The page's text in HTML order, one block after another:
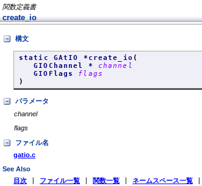
関数定義書
create_io
構文
static GAtIO *create_io (
GIOChannel * channel
GIOFlags flags
)
パラメータ
channel
flags
ファイル名
gatio.c
See Also
目次 ファイル一覧 関数一覧 ネームスペース一覧